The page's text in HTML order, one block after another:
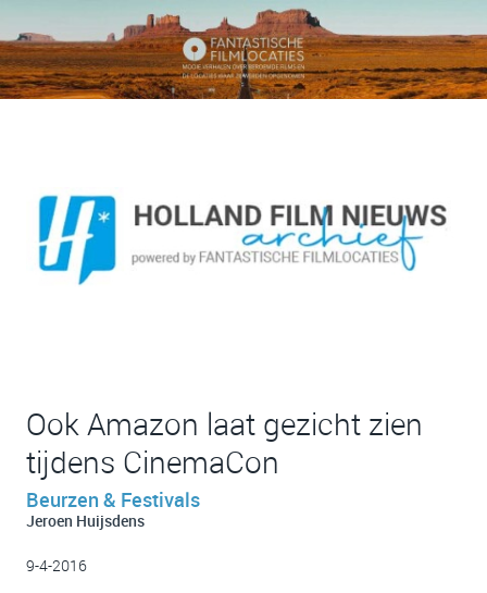
Ook Amazon laat gezicht zien
tijdens CinemaCon
Beurzen & Festivals
Jeroen Huijsdens
9-4-2016